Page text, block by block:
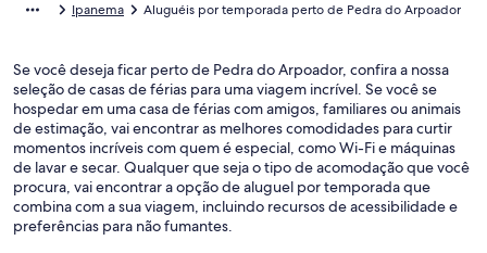
Ipanema Aluguéis por temporada perto de Pedra do Arpoador
Se você deseja ficar perto de Pedra do Arpoador, confira a nossa
seleção de casas de férias para uma viagem incrível. Se você se
hospedar em uma casa de férias com amigos, familiares ou animais
de estimação, vai encontrar as melhores comodidades para curtir
momentos incríveis com quem é especial, como Wi-Fi e máquinas
de lavar e secar. Qualquer que seja o tipo de acomodação que você
procura, vai encontrar a opção de aluguel por temporada que
combina com a sua viagem, incluindo recursos de acessibilidade e
preferências para não fumantes.